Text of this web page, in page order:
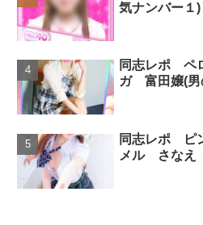
気ナンバー１)
同志レポ ペ
ガ 富田嬢(男
同志レポ ピ
メル さなえ